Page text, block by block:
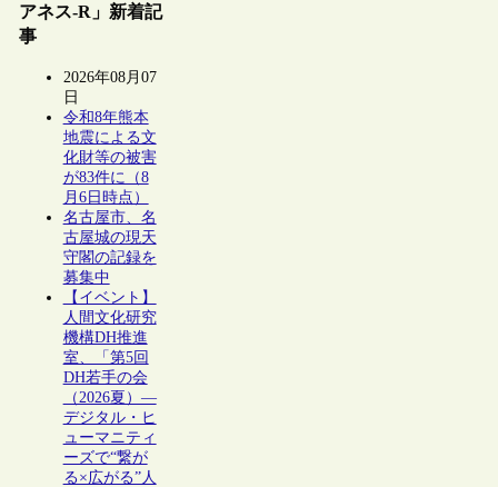
アネス-R」新着記
事
2026年08月07
日
令和8年熊本
地震による文
化財等の被害
が83件に（8
月6日時点）
名古屋市、名
古屋城の現天
守閣の記録を
募集中
【イベント】
人間文化研究
機構DH推進
室、「第5回
DH若手の会
（2026夏）―
デジタル・ヒ
ューマニティ
ーズで“繋が
る×広がる”人